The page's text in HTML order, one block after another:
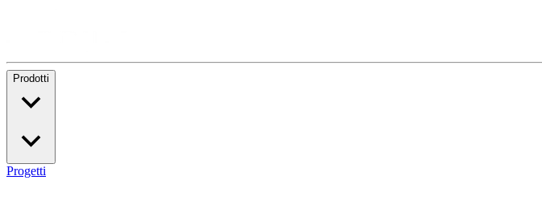
Prodotti
Progetti